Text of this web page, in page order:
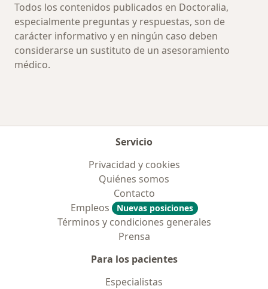
Todos los contenidos publicados en Doctoralia,
especialmente preguntas y respuestas, son de
carácter informativo y en ningún caso deben
considerarse un sustituto de un asesoramiento
médico.
Servicio
Privacidad y cookies
Quiénes somos
Contacto
Empleos
Nuevas posiciones
Términos y condiciones generales
Prensa
Para los pacientes
Especialistas